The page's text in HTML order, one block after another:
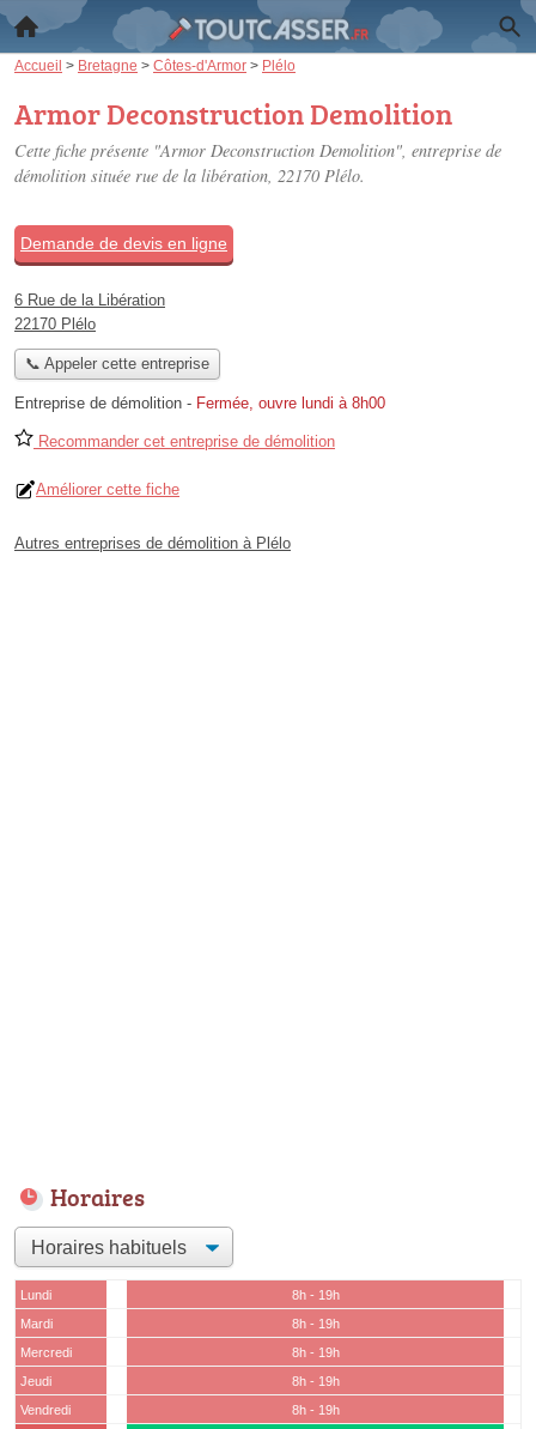
Accueil > Bretagne > Côtes-d'Armor > Plélo
Armor Deconstruction Demolition
Cette fiche présente "Armor Deconstruction Demolition", entreprise de
démolition située rue de la libération, 22170 Plélo.
Demande de devis en ligne
6 Rue de la Libération
22170 Plélo
📞 Appeler cette entreprise
Entreprise de démolition - Fermée, ouvre lundi à 8h00
Recommander cet entreprise de démolition
Améliorer cette fiche
Autres entreprises de démolition à Plélo
Horaires
Lundi
8h - 19h
Mardi
8h - 19h
Mercredi
8h - 19h
Jeudi
8h - 19h
Vendredi
8h - 19h